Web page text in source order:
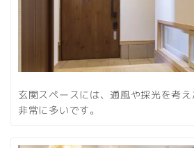
玄関スペースには、通風や採光を考
非常に多いです。